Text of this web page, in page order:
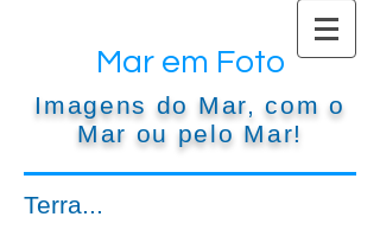
Mar em Foto
Imagens do Mar, com o
Mar ou pelo Mar!
Terra...